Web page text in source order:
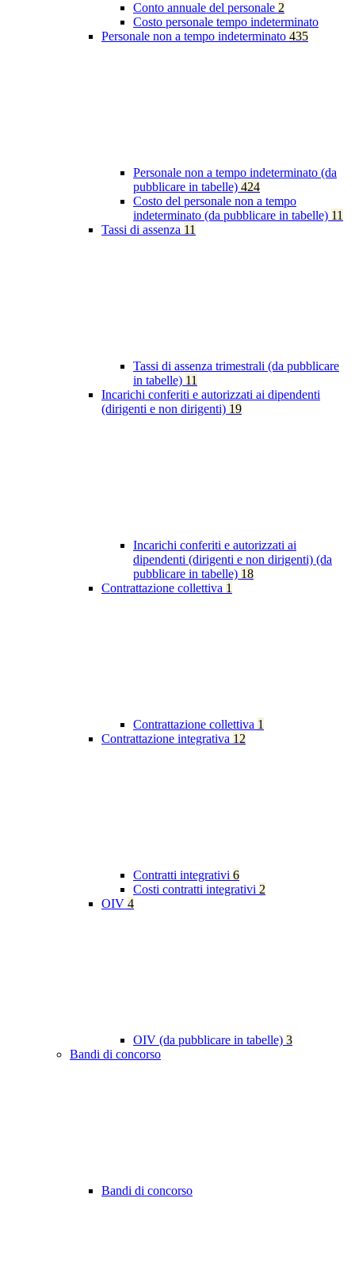
Conto annuale del personale 2
Costo personale tempo indeterminato
Personale non a tempo indeterminato 435
Personale non a tempo indeterminato (da
pubblicare in tabelle) 424
Costo del personale non a tempo
indeterminato (da pubblicare in tabelle) 11
Tassi di assenza 11
Tassi di assenza trimestrali (da pubblicare
in tabelle) 11
Incarichi conferiti e autorizzati ai dipendenti
(dirigenti e non dirigenti) 19
Incarichi conferiti e autorizzati ai
dipendenti (dirigenti e non dirigenti) (da
pubblicare in tabelle) 18
Contrattazione collettiva 1
Contrattazione collettiva 1
Contrattazione integrativa 12
Contratti integrativi 6
Costi contratti integrativi 2
OIV 4
OIV (da pubblicare in tabelle) 3
Bandi di concorso
Bandi di concorso